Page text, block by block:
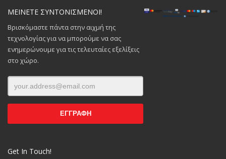
ΜΕΙΝΕΤΕ ΣΥΝΤΟΝΙΣΜΕΝΟΙ!
Βρισκόμαστε πάντα στην αιχμή της
τεχνολογίας για να μπορούμε να σας
ενημερώνουμε για τις τελευταίες εξελίξεις
στο χώρο.
Get In Touch!